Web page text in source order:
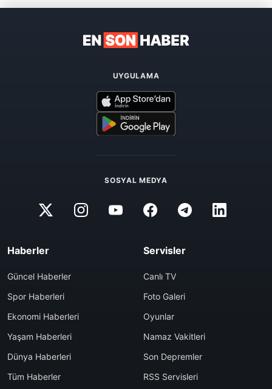
UYGULAMA
SOSYAL MEDYA
Haberler
Güncel Haberler
Spor Haberleri
Ekonomi Haberleri
Yaşam Haberleri
Dünya Haberleri
Tüm Haberler
Servisler
Canlı TV
Foto Galeri
Oyunlar
Namaz Vakitleri
Son Depremler
RSS Servisleri